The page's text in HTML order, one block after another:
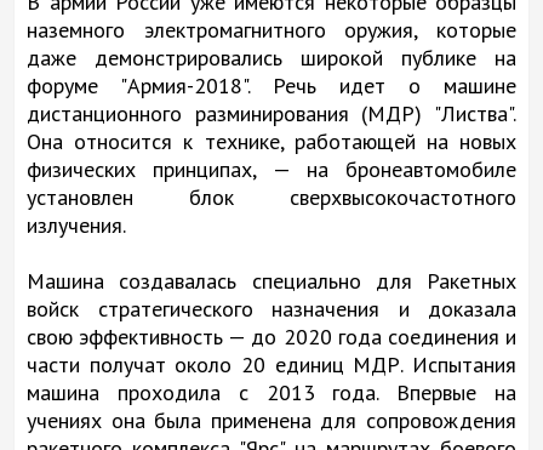
наземного электромагнитного оружия, которые
даже демонстрировались широкой публике на
форуме "Армия-2018". Речь идет о машине
дистанционного разминирования (МДР) "Листва".
Она относится к технике, работающей на новых
физических принципах, — на бронеавтомобиле
установлен блок сверхвысокочастотного
излучения.
Машина создавалась специально для Ракетных
войск стратегического назначения и доказала
свою эффективность — до 2020 года соединения и
части получат около 20 единиц МДР. Испытания
машина проходила с 2013 года. Впервые на
учениях она была применена для сопровождения